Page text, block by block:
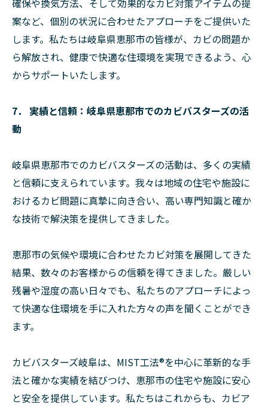
確保や換気方法、そして効果的なカビ対策アイテムの提
案など、個別の状況に合わせたアプローチをご提供いた
します。私たちは岐阜県恵那市の皆様が、カビの問題か
ら解放され、健康で快適な住環境を実現できるよう、心
からサポートいたします。
7． 実績と信頼：岐阜県恵那市でのカビバスターズの活
動
岐阜県恵那市でのカビバスターズの活動は、多くの実績
と信頼に支えられています。我々は地域の住宅や施設に
おけるカビ問題に真摯に向き合い、高い専門知識と確か
な技術で解決策を提供してきました。
恵那市の気候や環境に合わせたカビ対策を展開してきた
結果、数々のお客様からの信頼を得てきました。厳しい
残暑や湿度の高い日々でも、私たちのアプローチによっ
て快適な住環境を手に入れた方々の声を聞くことができ
ます。
カビバスターズ岐阜は、MIST工法®を中心に革新的な手
法と確かな実績を結びつけ、恵那市の住宅や施設に安心
と安全を提供しています。私たちはこれからも、カビア